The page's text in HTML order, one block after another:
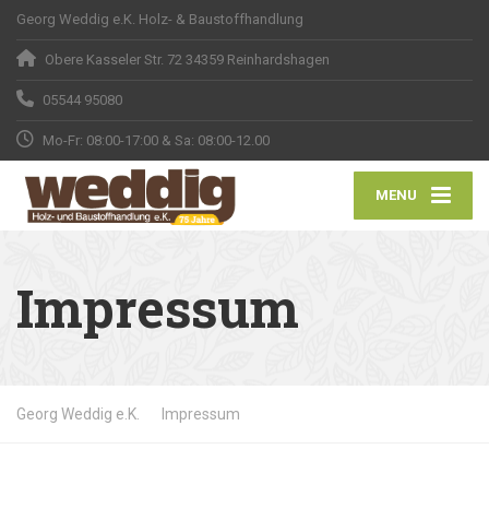
Georg Weddig e.K. Holz- & Baustoffhandlung
Obere Kasseler Str. 72 34359 Reinhardshagen
05544 95080
Mo-Fr: 08:00-17:00 & Sa: 08:00-12.00
MENU
Impressum
Georg Weddig e.K. Impressum